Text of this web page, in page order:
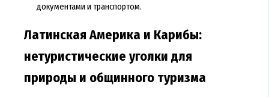
документами и транспортом.
Латинская Америка и Карибы:
нетуристические уголки для
природы и общинного туризма